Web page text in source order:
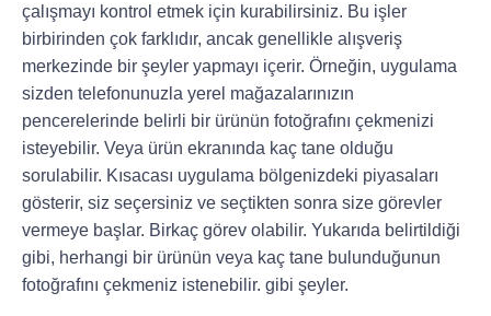
çalışmayı kontrol etmek için kurabilirsiniz. Bu işler
birbirinden çok farklıdır, ancak genellikle alışveriş
merkezinde bir şeyler yapmayı içerir. Örneğin, uygulama
sizden telefonunuzla yerel mağazalarınızın
pencerelerinde belirli bir ürünün fotoğrafını çekmenizi
isteyebilir. Veya ürün ekranında kaç tane olduğu
sorulabilir. Kısacası uygulama bölgenizdeki piyasaları
gösterir, siz seçersiniz ve seçtikten sonra size görevler
vermeye başlar. Birkaç görev olabilir. Yukarıda belirtildiği
gibi, herhangi bir ürünün veya kaç tane bulunduğunun
fotoğrafını çekmeniz istenebilir. gibi şeyler.